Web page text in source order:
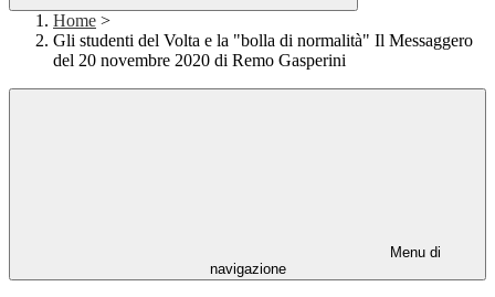
Home >
Gli studenti del Volta e la "bolla di normalità" Il Messaggero
del 20 novembre 2020 di Remo Gasperini
Menu di
navigazione